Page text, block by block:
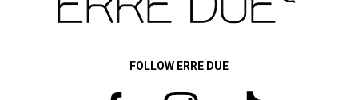
FOLLOW ERRE DUE